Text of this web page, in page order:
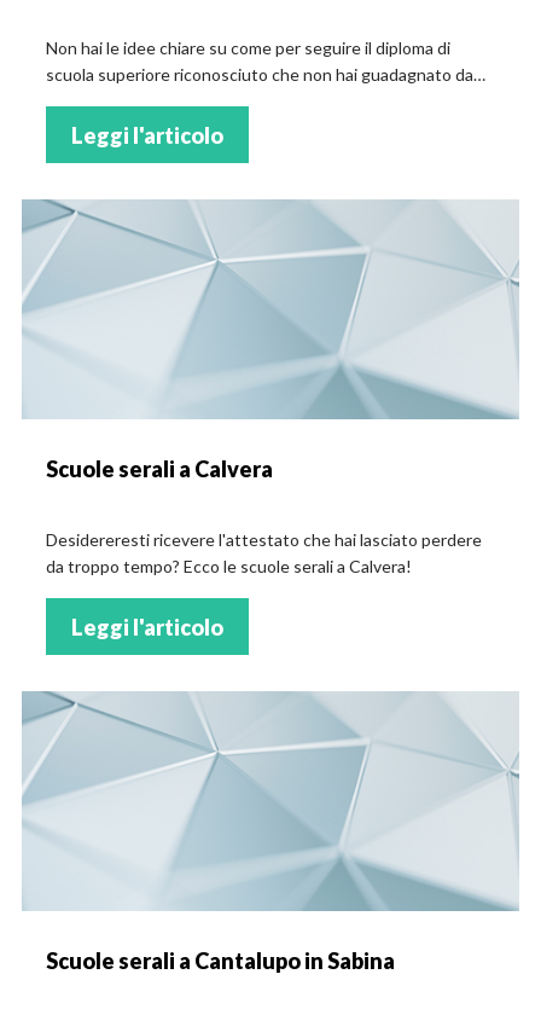
Non hai le idee chiare su come per seguire il diploma di
scuola superiore riconosciuto che non hai guadagnato da
Leggi l'articolo
Scuole serali a Calvera
Desidereresti ricevere l'attestato che hai lasciato perdere
da troppo tempo? Ecco le scuole serali a Calvera!
Leggi l'articolo
Scuole serali a Cantalupo in Sabina